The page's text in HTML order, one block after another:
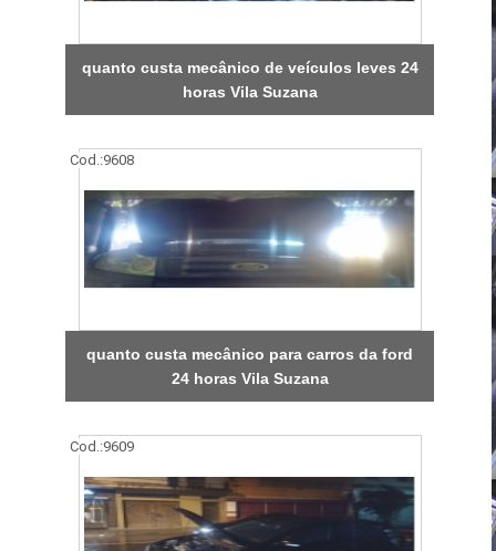
quanto custa mecânico de veículos leves 24
horas Vila Suzana
Cod.:9608
quanto custa mecânico para carros da ford
24 horas Vila Suzana
Cod.:9609